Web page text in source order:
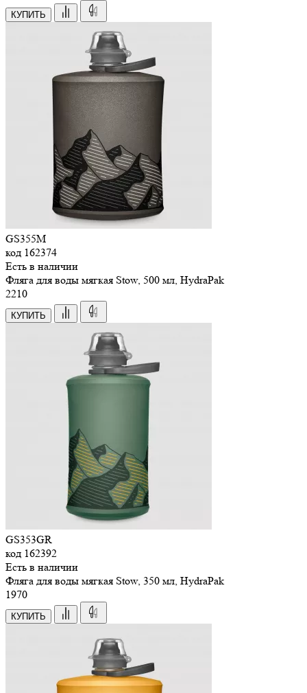
КУПИТЬ
GS355M
код 162374
Есть в наличии
Фляга для воды мягкая Stow, 500 мл, HydraPak
2210
КУПИТЬ
GS353GR
код 162392
Есть в наличии
Фляга для воды мягкая Stow, 350 мл, HydraPak
1970
КУПИТЬ